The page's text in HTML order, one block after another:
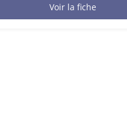
Voir la fiche